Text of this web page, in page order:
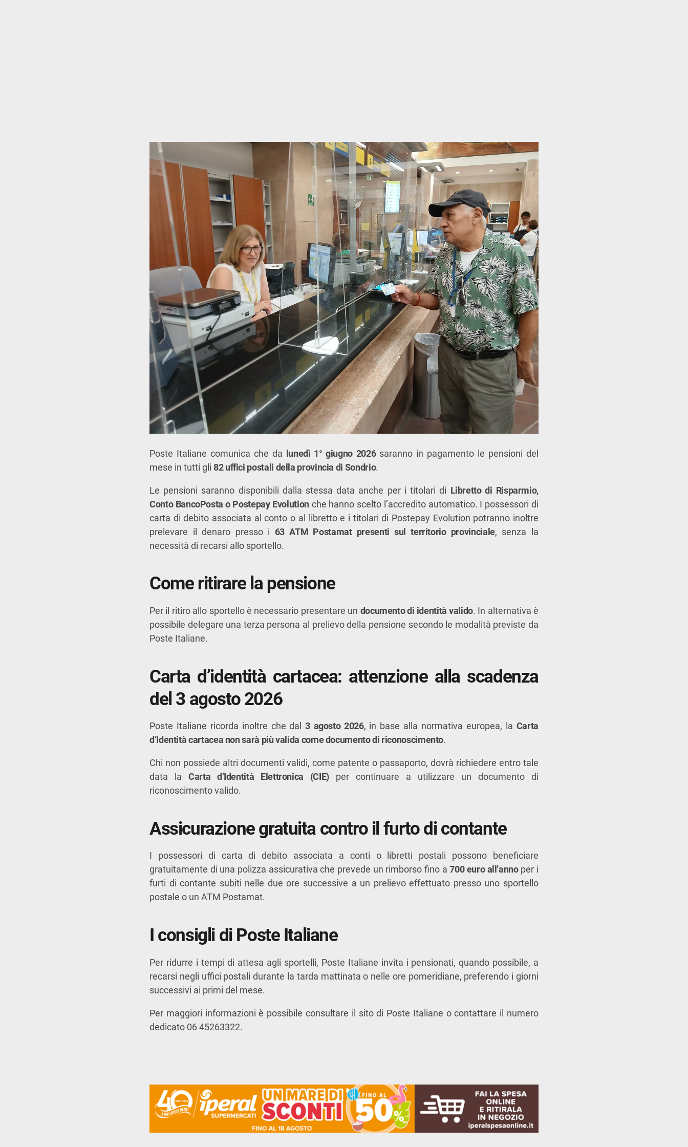
Poste Italiane comunica che da lunedì 1° giugno 2026saranno in pagamento le pensioni del
mese in tutti gli 82 uffici postali della provincia di Sondrio.
Le pensioni saranno disponibili dalla stessa data anche per i titolari di Libretto di Risparmio,
Conto BancoPosta o Postepay Evolution che hanno scelto l’accredito automatico. I possessori di
carta di debito associata al conto o al libretto e i titolari di Postepay Evolution potranno inoltre
prelevare il denaro presso i 63 ATM Postamat presenti sul territorio provinciale, senza la
necessità di recarsi allo sportello.
Come ritirare la pensione
Per il ritiro allo sportello è necessario presentare un documento di identità valido. In alternativa è
possibile delegare una terza persona al prelievo della pensione secondo le modalità previste da
Poste Italiane.
Carta d’identità cartacea: attenzione alla scadenza
del 3 agosto 2026
Poste Italiane ricorda inoltre che dal3 agosto 2026, in base alla normativa europea, la Carta
d’Identità cartacea non sarà più valida come documento di riconoscimento.
Chi non possiede altri documenti validi, come patente o passaporto, dovrà richiedere entro tale
data laCarta d’Identità Elettronica (CIE)per continuare a utilizzare un documento di
riconoscimento valido.
Assicurazione gratuita contro il furto di contante
I possessori di carta di debito associata a conti o libretti postali possono beneficiare
gratuitamente di una polizza assicurativa che prevede un rimborso fino a700 euro all’annoper i
furti di contante subiti nelle due ore successive a un prelievo effettuato presso uno sportello
postale o un ATM Postamat.
I consigli di Poste Italiane
Per ridurre i tempi di attesa agli sportelli, Poste Italiane invita i pensionati, quando possibile, a
recarsi negli uffici postali durante la tarda mattinata o nelle ore pomeridiane, preferendo i giorni
successivi ai primi del mese.
Per maggiori informazioni è possibile consultare il sito di Poste Italiane o contattare il numero
dedicato 06 45263322.